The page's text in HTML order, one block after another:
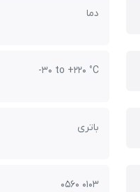
دما
-30 to +220 °C
باتری
0560 0103